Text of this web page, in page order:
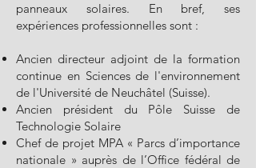
panneaux solaires. En bref, ses
expériences professionnelles sont :
Ancien directeur adjoint de la formation
continue en Sciences de l'environnement
de l'Université de Neuchâtel (Suisse).
Ancien président du Pôle Suisse de
Technologie Solaire
Chef de projet MPA « Parcs d’importance
nationale » auprès de l’Office fédéral de